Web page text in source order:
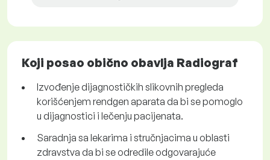
Koji posao obično obavlja Radiograf
Izvođenje dijagnostičkih slikovnih pregleda
korišćenjem rendgen aparata da bi se pomoglo
u dijagnostici i lečenju pacijenata.
Saradnja sa lekarima i stručnjacima u oblasti
zdravstva da bi se odredile odgovarajuće